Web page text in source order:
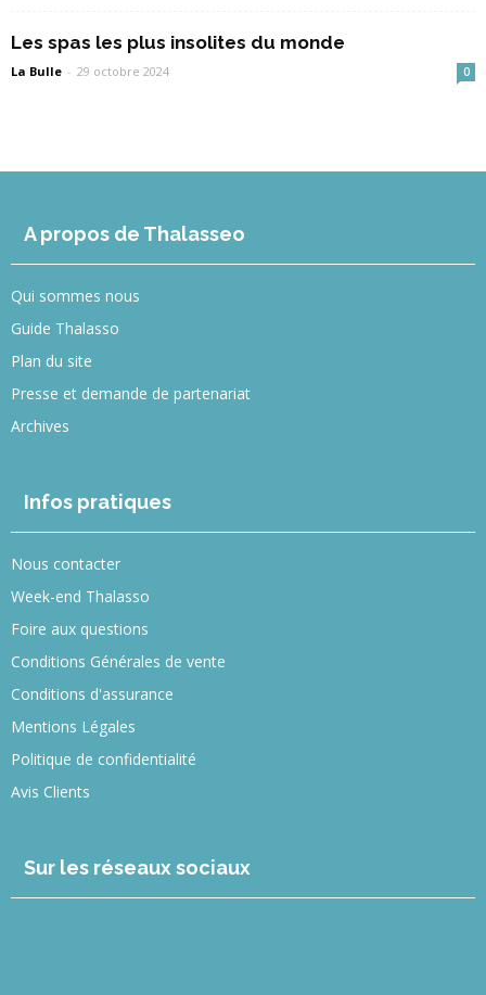
Les spas les plus insolites du monde
La Bulle - 29 octobre 2024 0
A propos de Thalasseo
Qui sommes nous
Guide Thalasso
Plan du site
Presse et demande de partenariat
Archives
Infos pratiques
Nous contacter
Week-end Thalasso
Foire aux questions
Conditions Générales de vente
Conditions d'assurance
Mentions Légales
Politique de confidentialité
Avis Clients
Sur les réseaux sociaux